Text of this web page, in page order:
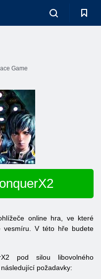
Game
online hra, ve které
vesmíru. V této hře budete
pod silou libovolného
požadavky: